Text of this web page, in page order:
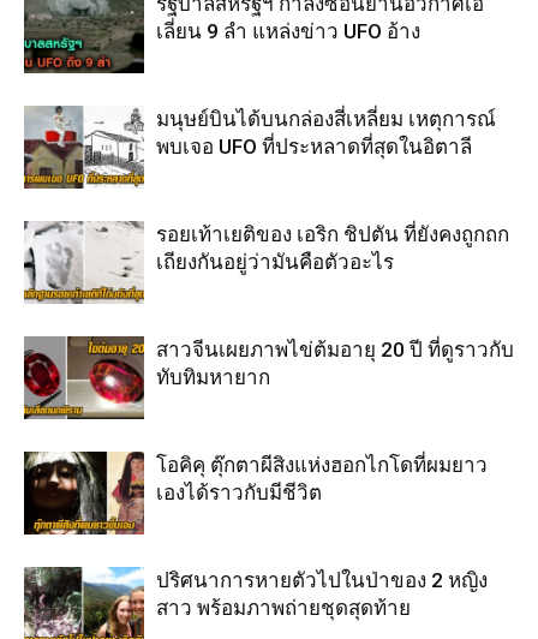
เลี่ยน 9 ลำ แหล่งข่าว UFO อ้าง
มนุษย์บินได้บนกล่องสี่เหลี่ยม เหตุการณ์
พบเจอ UFO ที่ประหลาดที่สุดในอิตาลี
รอยเท้าเยติของ เอริก ชิปตัน ที่ยังคงถูกถก
เถียงกันอยู่ว่ามันคือตัวอะไร
สาวจีนเผยภาพไข่ต้มอายุ 20 ปี ที่ดูราวกับ
ทับทิมหายาก
โอคิคุ ตุ๊กตาผีสิงแห่งฮอกไกโดที่ผมยาว
เองได้ราวกับมีชีวิต
ปริศนาการหายตัวไปในป่าของ 2 หญิง
สาว พร้อมภาพถ่ายชุดสุดท้าย